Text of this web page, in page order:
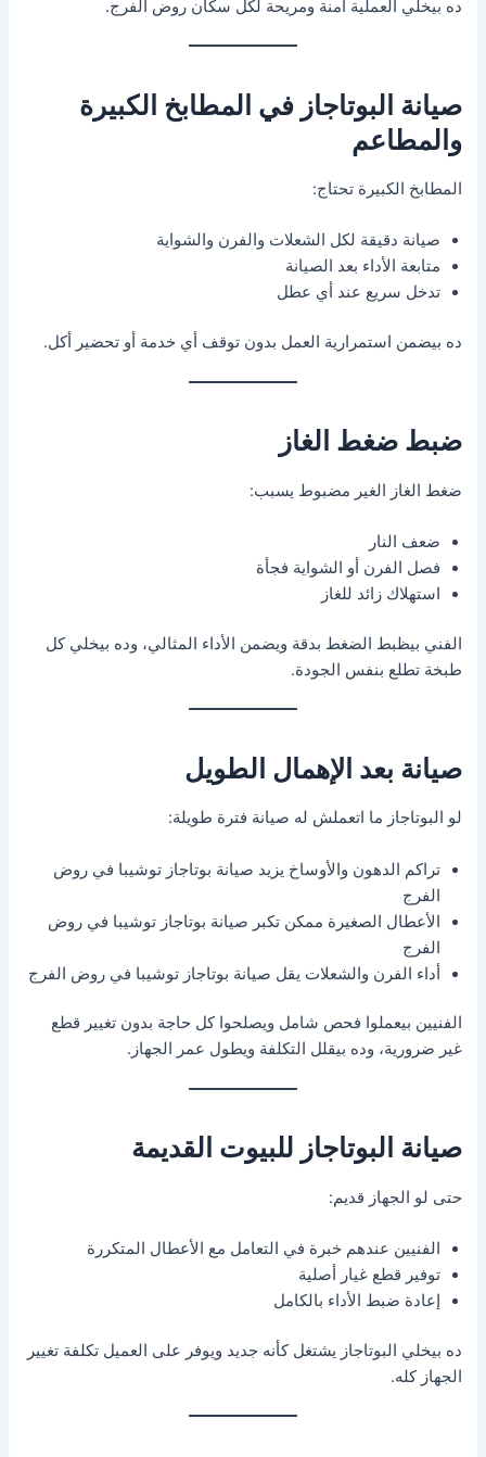
ده بيخلي العملية آمنة ومريحة لكل سكان روض الفرج.
صيانة البوتاجاز في المطابخ الكبيرة
والمطاعم
المطابخ الكبيرة تحتاج:
صيانة دقيقة لكل الشعلات والفرن والشواية
متابعة الأداء بعد الصيانة
تدخل سريع عند أي عطل
ده بيضمن استمرارية العمل بدون توقف أي خدمة أو تحضير أكل.
ضبط ضغط الغاز
ضغط الغاز الغير مضبوط يسبب:
ضعف النار
فصل الفرن أو الشواية فجأة
استهلاك زائد للغاز
الفني بيظبط الضغط بدقة ويضمن الأداء المثالي، وده بيخلي كل
طبخة تطلع بنفس الجودة.
صيانة بعد الإهمال الطويل
لو البوتاجاز ما اتعملش له صيانة فترة طويلة:
تراكم الدهون والأوساخ يزيد صيانة بوتاجاز توشيبا في روض
الفرج
الأعطال الصغيرة ممكن تكبر صيانة بوتاجاز توشيبا في روض
الفرج
أداء الفرن والشعلات يقل صيانة بوتاجاز توشيبا في روض الفرج
الفنيين بيعملوا فحص شامل ويصلحوا كل حاجة بدون تغيير قطع
غير ضرورية، وده بيقلل التكلفة ويطول عمر الجهاز.
صيانة البوتاجاز للبيوت القديمة
حتى لو الجهاز قديم:
الفنيين عندهم خبرة في التعامل مع الأعطال المتكررة
توفير قطع غيار أصلية
إعادة ضبط الأداء بالكامل
ده بيخلي البوتاجاز يشتغل كأنه جديد ويوفر على العميل تكلفة تغيير
الجهاز كله.